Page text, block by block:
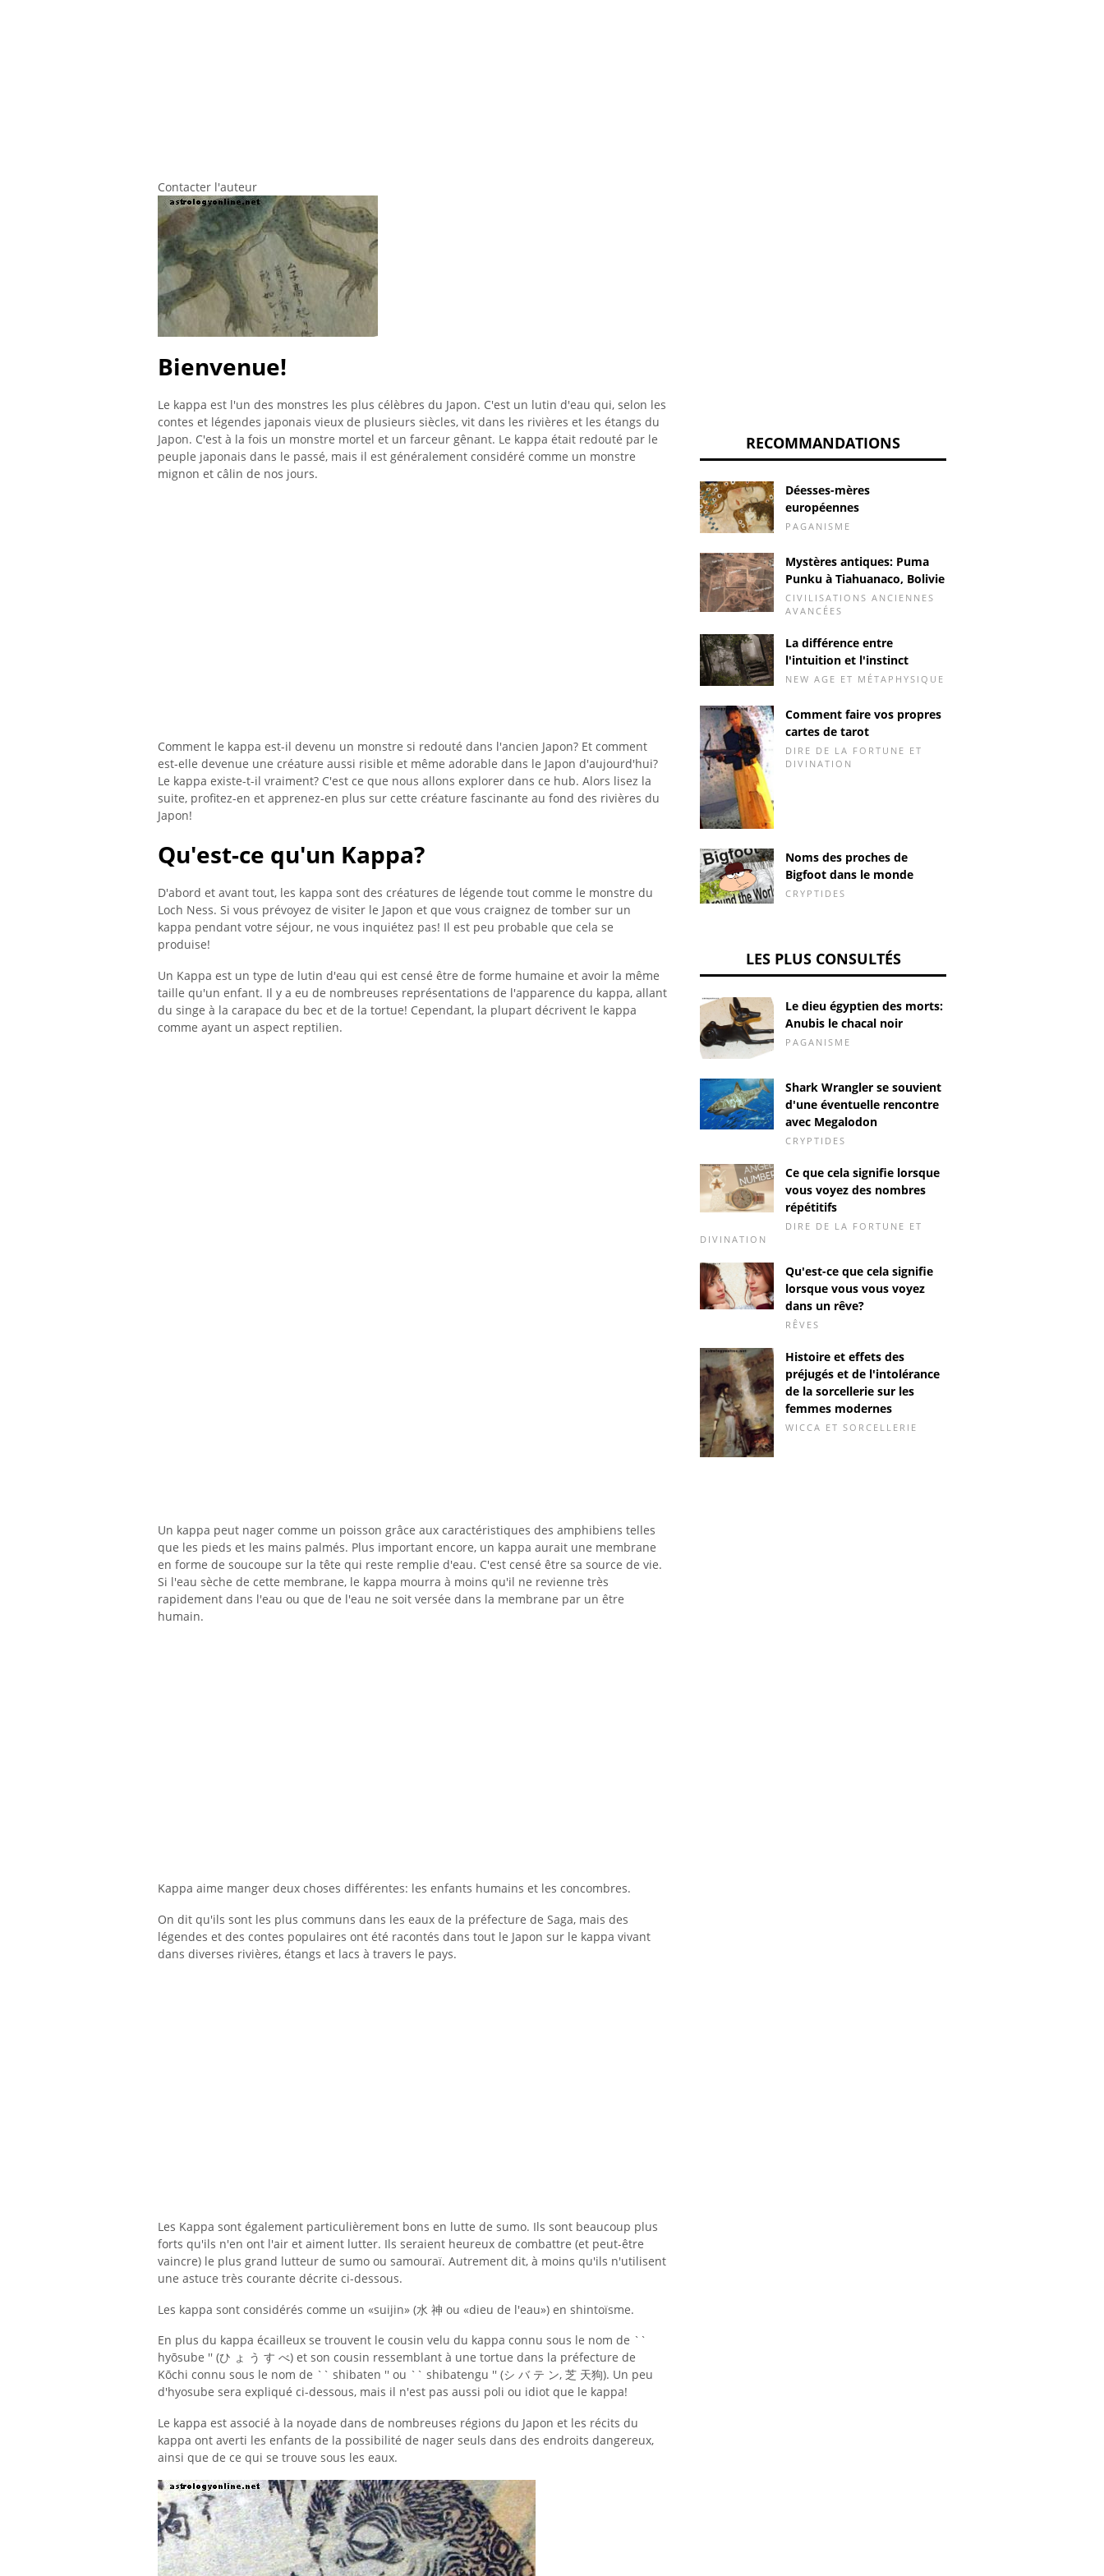
Contacter l'auteur
Bienvenue!
Le kappa est l'un des monstres les plus célèbres du Japon. C'est un lutin d'eau qui, selon les
contes et légendes japonais vieux de plusieurs siècles, vit dans les rivières et les étangs du
Japon. C'est à la fois un monstre mortel et un farceur gênant. Le kappa était redouté par le
peuple japonais dans le passé, mais il est généralement considéré comme un monstre
mignon et câlin de nos jours.
Comment le kappa est-il devenu un monstre si redouté dans l'ancien Japon? Et comment
est-elle devenue une créature aussi risible et même adorable dans le Japon d'aujourd'hui?
Le kappa existe-t-il vraiment? C'est ce que nous allons explorer dans ce hub. Alors lisez la
suite, profitez-en et apprenez-en plus sur cette créature fascinante au fond des rivières du
Japon!
Qu'est-ce qu'un Kappa?
D'abord et avant tout, les kappa sont des créatures de légende tout comme le monstre du
Loch Ness. Si vous prévoyez de visiter le Japon et que vous craignez de tomber sur un
kappa pendant votre séjour, ne vous inquiétez pas! Il est peu probable que cela se
produise!
Un Kappa est un type de lutin d'eau qui est censé être de forme humaine et avoir la même
taille qu'un enfant. Il y a eu de nombreuses représentations de l'apparence du kappa, allant
du singe à la carapace du bec et de la tortue! Cependant, la plupart décrivent le kappa
comme ayant un aspect reptilien.
Un kappa peut nager comme un poisson grâce aux caractéristiques des amphibiens telles
que les pieds et les mains palmés. Plus important encore, un kappa aurait une membrane
en forme de soucoupe sur la tête qui reste remplie d'eau. C'est censé être sa source de vie.
Si l'eau sèche de cette membrane, le kappa mourra à moins qu'il ne revienne très
rapidement dans l'eau ou que de l'eau ne soit versée dans la membrane par un être
humain.
Kappa aime manger deux choses différentes: les enfants humains et les concombres.
On dit qu'ils sont les plus communs dans les eaux de la préfecture de Saga, mais des
légendes et des contes populaires ont été racontés dans tout le Japon sur le kappa vivant
dans diverses rivières, étangs et lacs à travers le pays.
Les Kappa sont également particulièrement bons en lutte de sumo. Ils sont beaucoup plus
forts qu'ils n'en ont l'air et aiment lutter. Ils seraient heureux de combattre (et peut-être
vaincre) le plus grand lutteur de sumo ou samouraï. Autrement dit, à moins qu'ils n'utilisent
une astuce très courante décrite ci-dessous.
Les kappa sont considérés comme un «suijin» (水 神 ou «dieu de l'eau») en shintoïsme.
En plus du kappa écailleux se trouvent le cousin velu du kappa connu sous le nom de ``
hyōsube '' (ひ ょ う す べ) et son cousin ressemblant à une tortue dans la préfecture de
Kōchi connu sous le nom de `` shibaten '' ou `` shibatengu '' (シ バ テ ン, 芝 天狗). Un peu
d'hyosube sera expliqué ci-dessous, mais il n'est pas aussi poli ou idiot que le kappa!
Le kappa est associé à la noyade dans de nombreuses régions du Japon et les récits du
kappa ont averti les enfants de la possibilité de nager seuls dans des endroits dangereux,
ainsi que de ce qui se trouve sous les eaux.
RECOMMANDATIONS
Déesses-mères
européennes
PAGANISME
Mystères antiques: Puma
Punku à Tiahuanaco, Bolivie
CIVILISATIONS ANCIENNES
AVANCÉES
La différence entre
l'intuition et l'instinct
NEW AGE ET MÉTAPHYSIQUE
Comment faire vos propres
cartes de tarot
DIRE DE LA FORTUNE ET
DIVINATION
Noms des proches de
Bigfoot dans le monde
CRYPTIDES
LES PLUS CONSULTÉS
Le dieu égyptien des morts:
Anubis le chacal noir
PAGANISME
Shark Wrangler se souvient
d'une éventuelle rencontre
avec Megalodon
CRYPTIDES
Ce que cela signifie lorsque
vous voyez des nombres
répétitifs
DIRE DE LA FORTUNE ET
DIVINATION
Qu'est-ce que cela signifie
lorsque vous vous voyez
dans un rêve?
RÊVES
Histoire et effets des
préjugés et de l'intolérance
de la sorcellerie sur les
femmes modernes
WICCA ET SORCELLERIE